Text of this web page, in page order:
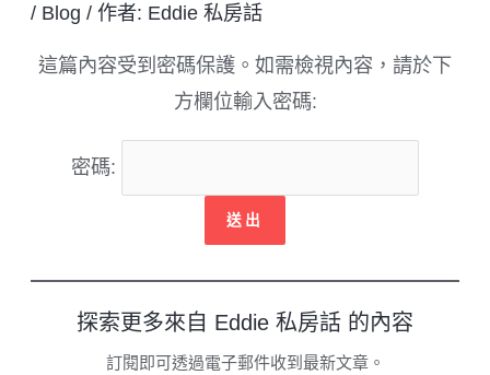
/ Blog / 作者: Eddie 私房話
這篇內容受到密碼保護。如需檢視內容，請於下
方欄位輸入密碼:
密碼:
探索更多來自 Eddie 私房話 的內容
訂閱即可透過電子郵件收到最新文章。